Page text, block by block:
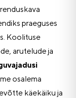
praeguses
Koolituse
arutelude ja
osalema
käekäiku ja